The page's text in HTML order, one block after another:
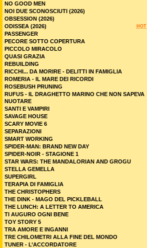
NO GOOD MEN
NOI DUE SCONOSCIUTI (2026)
OBSESSION (2026)
HOT
ODISSEA (2026)
PASSENGER
PECORE SOTTO COPERTURA
PICCOLO MIRACOLO
QUASI GRAZIA
REBUILDING
RICCHI... DA MORIRE - DELITTI IN FAMIGLIA
ROMERIA - IL MARE DEI RICORDI
ROSEBUSH PRUNING
RUFUS - IL DRAGHETTO MARINO CHE NON SAPEVA
NUOTARE
SANTI E VAMPIRI
SAVAGE HOUSE
SCARY MOVIE 6
SEPARAZIONI
SMART WORKING
SPIDER-MAN: BRAND NEW DAY
SPIDER-NOIR - STAGIONE 1
STAR WARS: THE MANDALORIAN AND GROGU
STELLA GEMELLA
SUPERGIRL
TERAPIA DI FAMIGLIA
THE CHRISTOPHERS
THE DINK - MAGO DEL PICKLEBALL
THE LUNCH: A LETTER TO AMERICA
TI AUGURO OGNI BENE
TOY STORY 5
TRA AMORE E INGANNI
TRE CHILOMETRI ALLA FINE DEL MONDO
TUNER - L’ACCORDATORE